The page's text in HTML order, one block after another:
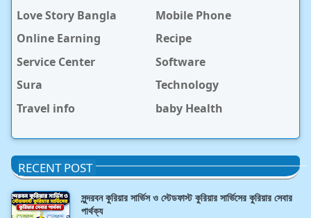
Love Story Bangla
Mobile Phone
Online Earning
Recipe
Service Center
Software
Sura
Technology
Travel info
baby Health
RECENT POST
সুন্দরবন কুরিয়ার সার্ভিস ও স্টেডফাস্ট কুরিয়ার সার্ভিসের কুরিয়ার সেবার
পার্থক্য